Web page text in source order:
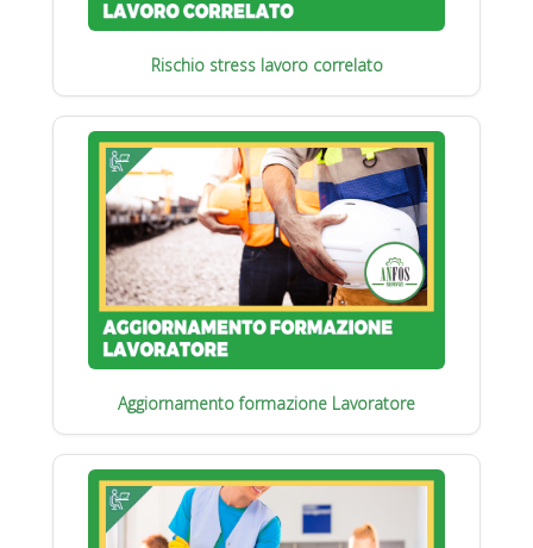
Rischio stress lavoro correlato
Aggiornamento formazione Lavoratore